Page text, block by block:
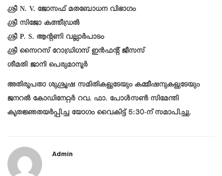
ശ്രീ N. V. ജോസഫ് മതബോധന വിഭാഗം
ശ്രീ സിജോ കത്തീഡ്രൽ
ശ്രീ P. S. ആന്റണി വല്ലാർപാടം
ശ്രീ സൈറസ് റോഡ്രിഗസ് ഇൻഫന്റ് ജീസസ്
ശീമതി ജാനി പെരുമാനൂർ
അതിരൂപതാ ശുശ്രൂഷ സമിതികളുടേയും കമ്മീഷനുകളുടേയും
ജനറൽ കോഡിനേറ്റർ റവ. ഫാ. പോൾസൺ സിമേന്തി
കൃതജ്ഞതയർപ്പിച്ച യോഗം വൈകിട്ട് 5:30-ന് സമാപിച്ചു.
Admin